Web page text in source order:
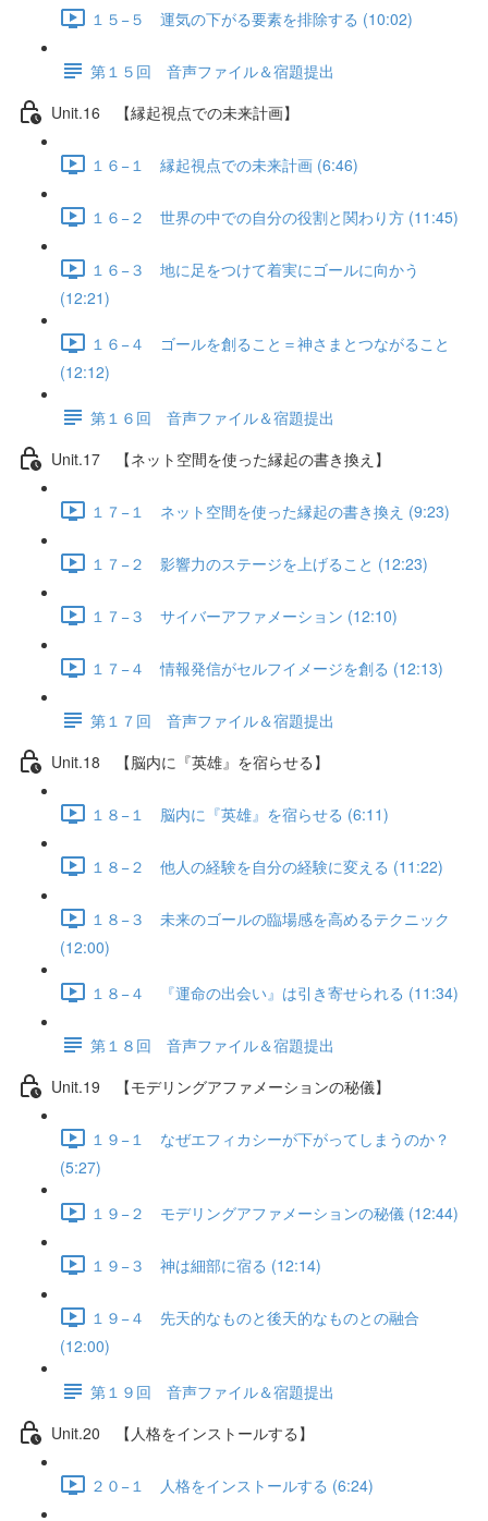
１５−５ 運気の下がる要素を排除する (10:02)
第１５回 音声ファイル＆宿題提出
Unit.16 【縁起視点での未来計画】
１６−１ 縁起視点での未来計画 (6:46)
１６−２ 世界の中での自分の役割と関わり方 (11:45)
１６−３ 地に足をつけて着実にゴールに向かう
(12:21)
１６−４ ゴールを創ること＝神さまとつながること
(12:12)
第１６回 音声ファイル＆宿題提出
Unit.17 【ネット空間を使った縁起の書き換え】
１７−１ ネット空間を使った縁起の書き換え (9:23)
１７−２ 影響力のステージを上げること (12:23)
１７−３ サイバーアファメーション (12:10)
１７−４ 情報発信がセルフイメージを創る (12:13)
第１７回 音声ファイル＆宿題提出
Unit.18 【脳内に『英雄』を宿らせる】
１８−１ 脳内に『英雄』を宿らせる (6:11)
１８−２ 他人の経験を自分の経験に変える (11:22)
１８−３ 未来のゴールの臨場感を高めるテクニック
(12:00)
１８−４ 『運命の出会い』は引き寄せられる (11:34)
第１８回 音声ファイル＆宿題提出
Unit.19 【モデリングアファメーションの秘儀】
１９−１ なぜエフィカシーが下がってしまうのか？
(5:27)
１９−２ モデリングアファメーションの秘儀 (12:44)
１９−３ 神は細部に宿る (12:14)
１９−４ 先天的なものと後天的なものとの融合
(12:00)
第１９回 音声ファイル＆宿題提出
Unit.20 【人格をインストールする】
２０−１ 人格をインストールする (6:24)